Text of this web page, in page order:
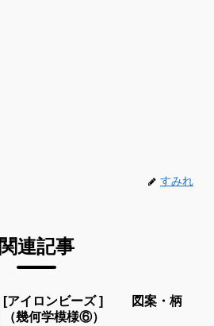
すみれ
関連記事
[アイロンビーズ ] 図案・柄
（幾何学模様⑥）